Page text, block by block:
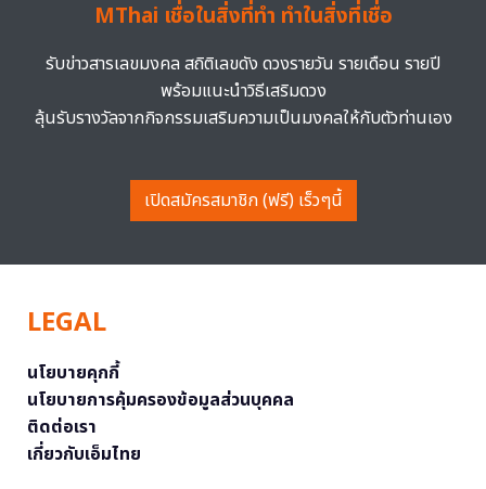
MThai เชื่อในสิ่งที่ทำ ทำในสิ่งที่เชื่อ
รับข่าวสารเลขมงคล สถิติเลขดัง ดวงรายวัน รายเดือน รายปี
พร้อมแนะนำวิธีเสริมดวง
ลุ้นรับรางวัลจากกิจกรรมเสริมความเป็นมงคลให้กับตัวท่านเอง
เปิดสมัครสมาชิก (ฟรี) เร็วๆนี้
LEGAL
นโยบายคุกกี้
นโยบายการคุ้มครองข้อมูลส่วนบุคคล
ติดต่อเรา
เกี่ยวกับเอ็มไทย